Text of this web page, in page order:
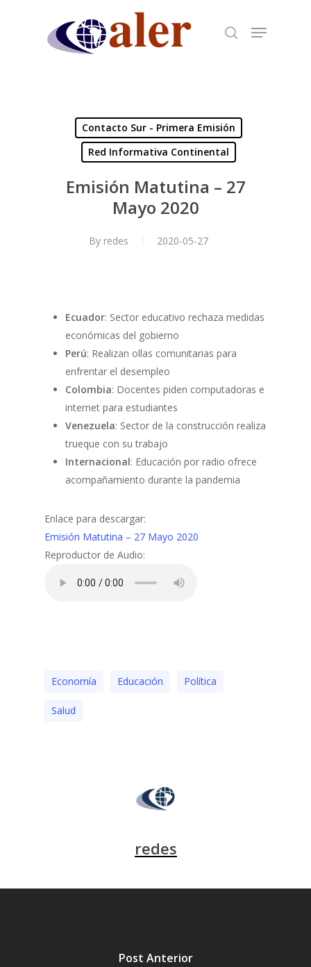
Contacto Sur - Primera Emisión
Red Informativa Continental
Emisión Matutina – 27
Mayo 2020
By redes 2020-05-27
Ecuador: Sector educativo rechaza medidas
económicas del gobierno
Perú: Realizan ollas comunitarias para
enfrentar el desempleo
Colombia: Docentes piden computadoras e
internet para estudiantes
Venezuela: Sector de la construcción realiza
trueque con su trabajo
Internacional: Educación por radio ofrece
acompañamiento durante la pandemia
Enlace para descargar:
Emisión Matutina – 27 Mayo 2020
Reproductor de Audio:
Economía Educación Polí­tica
Salud
redes
Post Anterior